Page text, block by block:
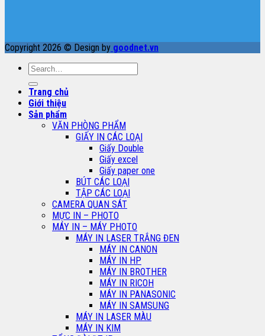
Copyright 2026 © Design by goodnet.vn
Search
Trang chủ
Giới thiệu
Sản phẩm
VĂN PHÒNG PHẨM
GIẤY IN CÁC LOẠI
Giấy Double
Giấy excel
Giấy paper one
BÚT CÁC LOẠI
TẬP CÁC LOẠI
CAMERA QUAN SÁT
MỰC IN – PHOTO
MÁY IN – MÁY PHOTO
MÁY IN LASER TRẮNG ĐEN
MÁY IN CANON
MÁY IN HP
MÁY IN BROTHER
MÁY IN RICOH
MÁY IN PANASONIC
MÁY IN SAMSUNG
MÁY IN LASER MÀU
MÁY IN KIM